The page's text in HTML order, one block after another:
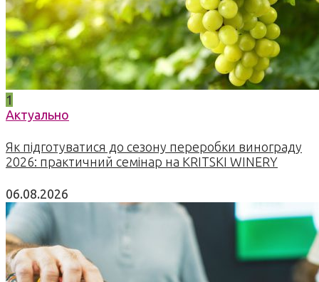
1
Актуально
Як підготуватися до сезону переробки винограду
2026: практичний семінар на KRITSKI WINERY
06.08.2026